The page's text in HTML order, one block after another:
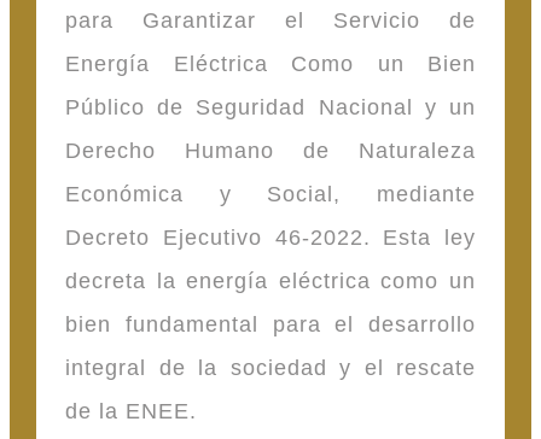
para Garantizar el Servicio de
Energía Eléctrica Como un Bien
Público de Seguridad Nacional y un
Derecho Humano de Naturaleza
Económica y Social, mediante
Decreto Ejecutivo 46-2022. Esta ley
decreta la energía eléctrica como un
bien fundamental para el desarrollo
integral de la sociedad y el rescate
de la ENEE.